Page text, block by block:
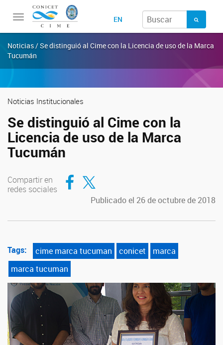
Toggle
navigation
EN
Noticias / Se distinguió al Cime con la Licencia de uso de la Marca
Tucumán
Noticias Institucionales
Se distinguió al Cime con la
Licencia de uso de la Marca
Tucumán
Compartir en
redes sociales
Compartir en Facebook
Compartir en Twitter
Publicado el 26 de octubre de 2018
Tags: cime marca tucuman conicet
marca
marca tucuman